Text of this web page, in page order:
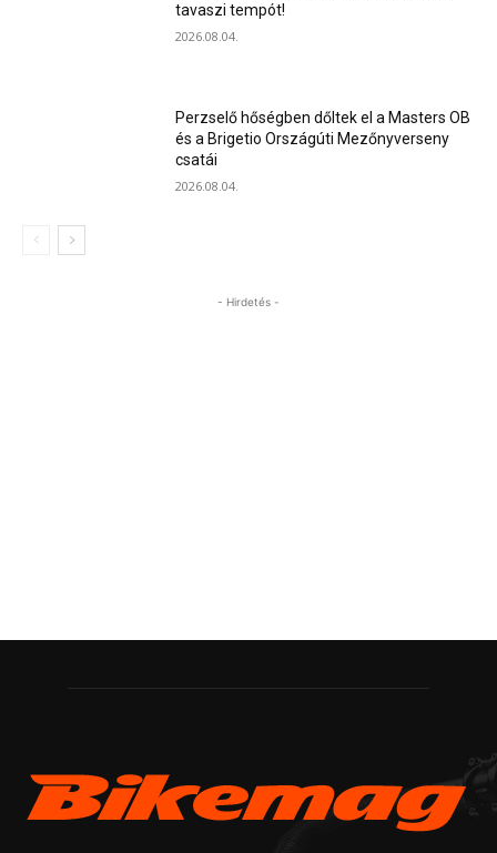
tavaszi tempót!
2026.08.04.
Perzselő hőségben dőltek el a Masters OB
és a Brigetio Országúti Mezőnyverseny
csatái
2026.08.04.
- Hirdetés -